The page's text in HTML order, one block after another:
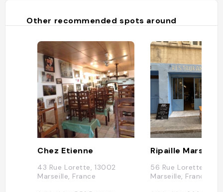
Other recommended spots around
Chez Etienne
43 Rue Lorette, 13002
Marseille, France
Ripaille Marseille
56 Rue Lorette,
Marseille, France